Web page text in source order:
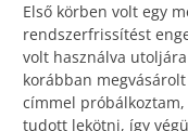
Első körben volt egy
rendszerfrissítést
volt használva
korábban
címmel
tudott lekötni, így